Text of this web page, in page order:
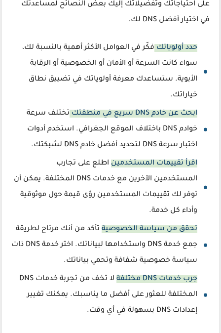
على احتياجاتك وتفضيلاتك إليك بعض النصائح لمساعدتك
في اختيار أفضل DNS لك.
حدد أولوياتك فكّر في العوامل الأكثر أهمية بالنسبة لك،
سواء كانت السرعة أو الأمان أو الخصوصية أو الرقابة
الأبوية. ستساعدك معرفة أولوياتك في تضييق نطاق
خياراتك.
ابحث عن خادم DNS سريع في منطقتك
تختلف سرعة
خوادم DNS باختلاف الموقع الجغرافي. استخدم أدوات
اختبار سرعة DNS لتحديد أفضل خادم DNS لشبكتك.
اقرأ تقييمات المستخدمين اطلع على تجارب
المستخدمين الآخرين مع خدمات DNS المختلفة. يمكن أن
توفر لك تقييمات المستخدمين رؤى قيمة حول موثوقية
وأداء كل خدمة.
تحقق من سياسة الخصوصية تأكد من أنك مرتاح لطريقة
جمع خدمة DNS واستخدامها لبياناتك. اختر خدمة DNS ذات
سياسة خصوصية شفافة وتحمي بياناتك.
جرب خدمات DNS مختلفة
لا تخف من تجربة خدمات DNS
المختلفة للعثور على أفضل ما يناسبك. يمكنك تغيير
إعدادات DNS بسهولة في أي وقت.